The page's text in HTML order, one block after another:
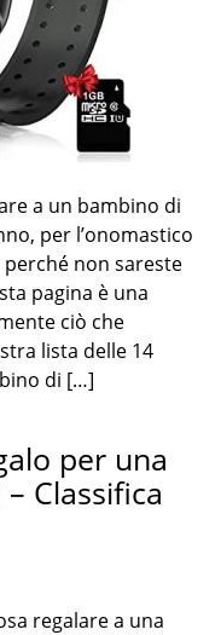
a un bambino di
per l’onomastico
perché non sareste
pagina è una
ciò che
lista delle 14
di […]
per una
Classifica
regalare a una